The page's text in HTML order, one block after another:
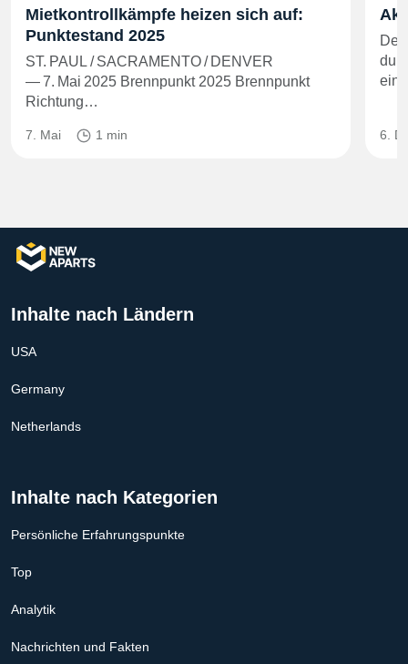
Mietkontrollkämpfe heizen sich auf:
Punktestand 2025
ST. PAUL / SACRAMENTO / DENVER
— 7. Mai 2025 Brennpunkt 2025 Brennpunkt
Richtung…
7. Mai 1 min
Der
6.
Inhalte nach Ländern
USA
Germany
Netherlands
Inhalte nach Kategorien
Persönliche Erfahrungspunkte
Top
Analytik
Nachrichten und Fakten